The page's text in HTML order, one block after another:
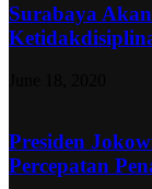
Surabaya
Presiden
Percepatan